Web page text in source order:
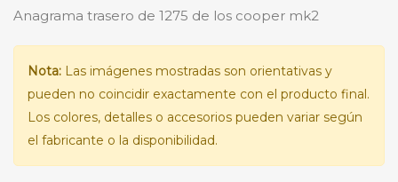
Anagrama trasero de 1275 de los cooper mk2
Nota: Las imágenes mostradas son orientativas y
pueden no coincidir exactamente con el producto final.
Los colores, detalles o accesorios pueden variar según
el fabricante o la disponibilidad.